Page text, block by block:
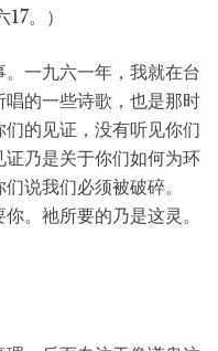
。）
一九六一年，我就在台
的一些诗歌，也是那时
的见证，没有听见你们
乃是关于你们如何为环
说我们必须被破碎。
。祂所要的乃是这灵。